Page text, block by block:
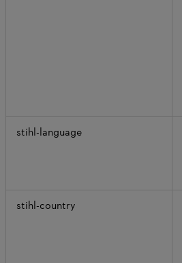
stihl-language
stihl-country